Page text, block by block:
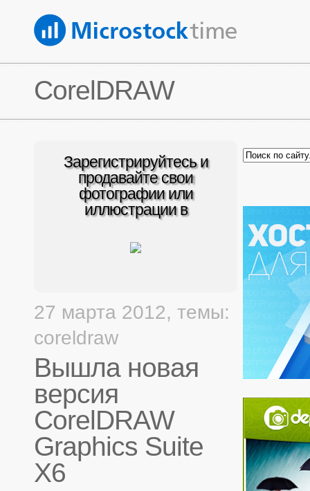
CorelDRAW
Зарегистрируйтесь и
продавайте свои
фотографии или
иллюстрации в
27 марта 2012, темы:
coreldraw
Вышла новая
версия
CorelDRAW
Graphics Suite
X6